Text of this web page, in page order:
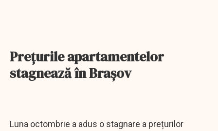
Prețurile apartamentelor
stagnează în Brașov
Luna octombrie a adus o stagnare a prețurilor